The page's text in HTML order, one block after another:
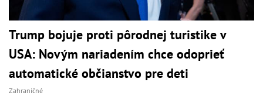
Trump bojuje proti pôrodnej turistike v
USA: Novým nariadením chce odoprieť
automatické občianstvo pre deti
Zahraničné